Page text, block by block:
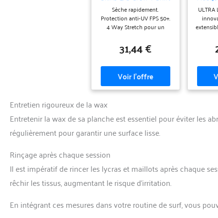
Lycra pour Homme Ne
Cause Pas d'irritations
L Noir
Sèche rapidement.
Protection anti-UV FPS 50+.
4 Way Stretch pour un
mouvement. Sans coutures
sous les manches qui
31,44 €
en
ULTRA
doté
doux,
pour la
et
de
Entretien rigoureux de la wax
Entretenir la wax de sa planche est essentiel pour éviter les
régulièrement pour garantir une surface lisse.
Rinçage après chaque session
Il est impératif de rincer les lycras et maillots après chaque
rêchir les tissus, augmentant le risque d’irritation.
En intégrant ces mesures dans votre routine de surf, vous